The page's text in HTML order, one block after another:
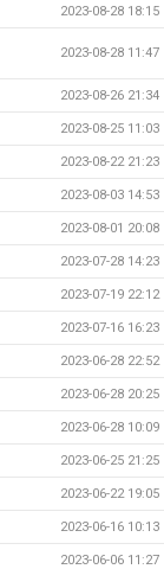
2023-08-28 18:15
2023-08-28 11:47
2023-08-26 21:34
2023-08-25 11:03
2023-08-22 21:23
2023-08-03 14:53
2023-08-01 20:08
2023-07-28 14:23
2023-07-19 22:12
2023-07-16 16:23
2023-06-28 22:52
2023-06-28 20:25
2023-06-28 10:09
2023-06-25 21:25
2023-06-22 19:05
2023-06-16 10:13
2023-06-06 11:27